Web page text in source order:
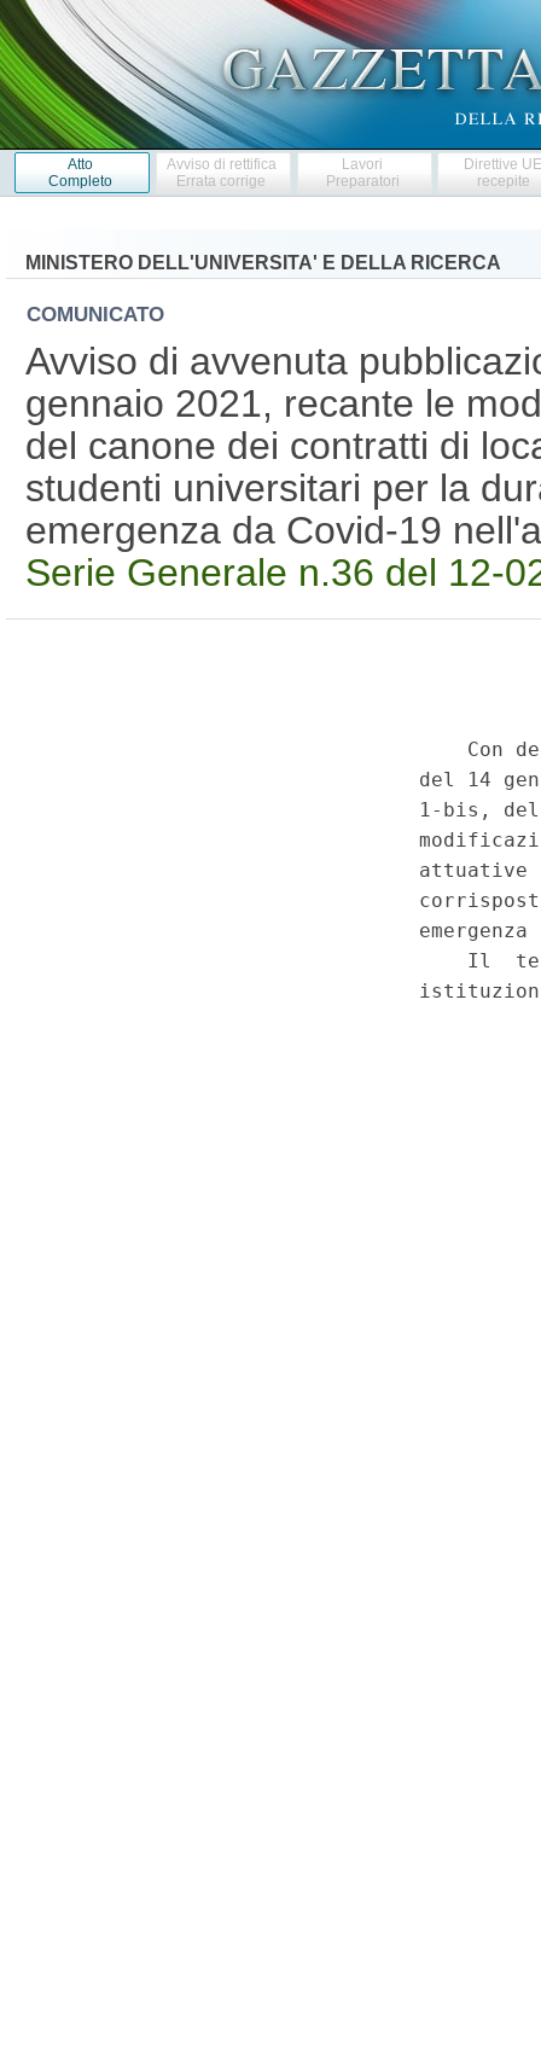
Atto
Completo
Avviso di rettifica
Errata corrige
Lavori
Preparatori
Direttive
recepite
MINISTERO DELL'UNIVERSITA' E DELLA RICERCA
COMUNICATO
Avviso di avvenuta
gennaio 2021, recante le
del canone dei contratti di
studenti universitari per la
emergenza da Covid-19
Serie Generale n.36 del 12-